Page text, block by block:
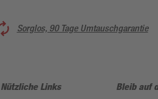
Sorglos, 90 Tage Umtauschgarantie
Nützliche Links Bleib auf